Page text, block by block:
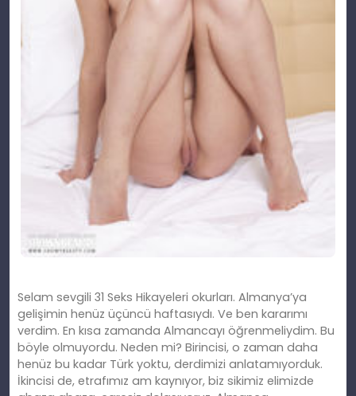
Selam sevgili 31 Seks Hikayeleri okurları. Almanya’ya
gelişimin henüz üçüncü haftasıydı. Ve ben kararımı
verdim. En kısa zamanda Almancayı öğrenmeliydim. Bu
böyle olmuyordu. Neden mi? Birincisi, o zaman daha
henüz bu kadar Türk yoktu, derdimizi anlatamıyorduk.
İkincisi de, etrafımız am kaynıyor, biz sikimiz elimizde